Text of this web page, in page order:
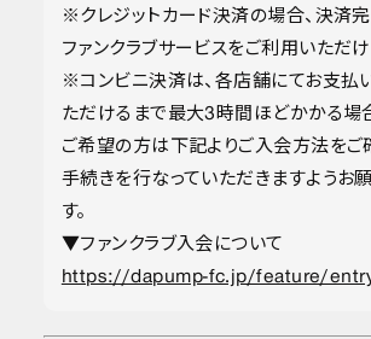
※クレジットカード決済の場合、決済
ファンクラブサービスをご利用いただけ
※コンビニ決済は、各店舗にてお支払
ただけるまで最大3時間ほどかかる場
ご希望の方は下記よりご入会方法を
手続きを行なっていただきますようお
す。
▼ファンクラブ入会について
https://dapump-fc.jp/feature/